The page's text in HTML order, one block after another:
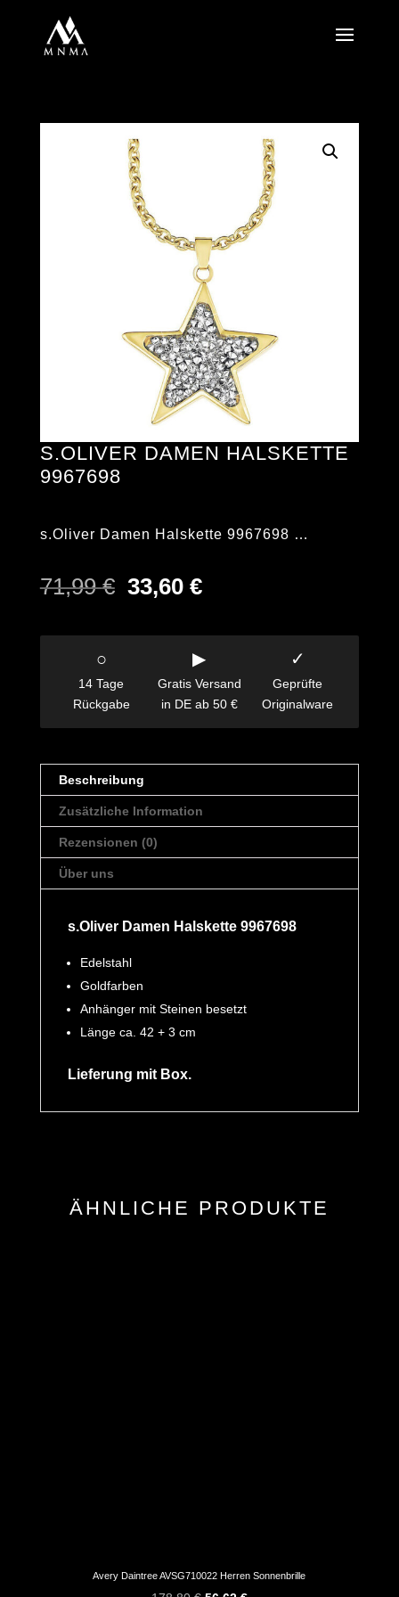
S.OLIVER DAMEN HALSKETTE
9967698
s.Oliver Damen Halskette 9967698 …
71,99€ Ursprünglicher
Preis
71,99 €
33,60 €Aktueller
○
14 Tage
Rückgabe
▶
Gratis Versand
in DE ab 50 €
✓
Geprüfte
Originalware
Beschreibung
Zusätzliche Information
Rezensionen (0)
Über uns
s.Oliver Damen Halskette 9967698
Edelstahl
Goldfarben
Anhänger mit Steinen besetzt
Länge ca. 42 + 3 cm
Lieferung mit Box.
ÄHNLICHE PRODUKTE
Avery Daintree AVSG710022 Herren Sonnenbrille